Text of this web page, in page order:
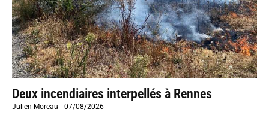
Deux incendiaires interpellés à Rennes
Julien Moreau -07/08/2026